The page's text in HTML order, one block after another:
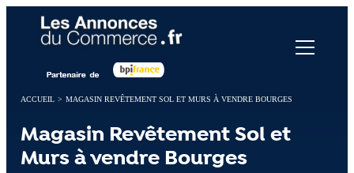
ACCUEIL > MAGASIN REVÊTEMENT SOL ET MURS À VENDRE BOURGES
Magasin Revêtement Sol et
Murs à vendre Bourges
Panneau de gestion des cookies